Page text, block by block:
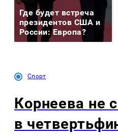
Где будет встреча
президентов США и
России: Европа?
Спорт
Корнеева не
в